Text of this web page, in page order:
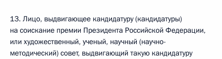
13. Лицо, выдвигающее кандидатуру (кандидатуры)
на соискание премии Президента Российской Федерации,
или художественный, ученый, научный (научно-
методический) совет, выдвигающий такую кандидатуру